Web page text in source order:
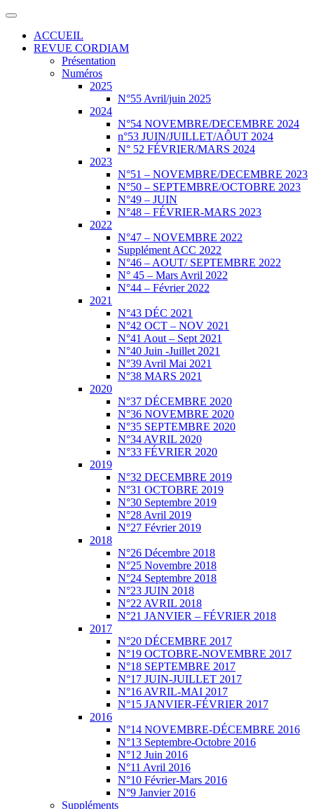
ACCUEIL
REVUE CORDIAM
Présentation
Numéros
2025
N°55 Avril/juin 2025
2024
N°54 NOVEMBRE/DECEMBRE 2024
n°53 JUIN/JUILLET/AÔUT 2024
N° 52 FÉVRIER/MARS 2024
2023
N°51 – NOVEMBRE/DECEMBRE 2023
N°50 – SEPTEMBRE/OCTOBRE 2023
N°49 – JUIN
N°48 – FÉVRIER-MARS 2023
2022
N°47 – NOVEMBRE 2022
Supplément ACC 2022
N°46 – AOUT/ SEPTEMBRE 2022
N° 45 – Mars Avril 2022
N°44 – Février 2022
2021
N°43 DÉC 2021
N°42 OCT – NOV 2021
N°41 Aout – Sept 2021
N°40 Juin -Juillet 2021
N°39 Avril Mai 2021
N°38 MARS 2021
2020
N°37 DÉCEMBRE 2020
N°36 NOVEMBRE 2020
N°35 SEPTEMBRE 2020
N°34 AVRIL 2020
N°33 FÉVRIER 2020
2019
N°32 DECEMBRE 2019
N°31 OCTOBRE 2019
N°30 Septembre 2019
N°28 Avril 2019
N°27 Février 2019
2018
N°26 Décembre 2018
N°25 Novembre 2018
N°24 Septembre 2018
N°23 JUIN 2018
N°22 AVRIL 2018
N°21 JANVIER – FÉVRIER 2018
2017
N°20 DÉCEMBRE 2017
N°19 OCTOBRE-NOVEMBRE 2017
N°18 SEPTEMBRE 2017
N°17 JUIN-JUILLET 2017
N°16 AVRIL-MAI 2017
N°15 JANVIER-FÉVRIER 2017
2016
N°14 NOVEMBRE-DÉCEMBRE 2016
N°13 Septembre-Octobre 2016
N°12 Juin 2016
N°11 Avril 2016
N°10 Février-Mars 2016
N°9 Janvier 2016
Suppléments